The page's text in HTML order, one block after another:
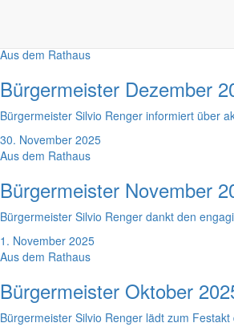
Bürgermeister Silvio Renger zieht eine
Aus dem Rathaus
Bürgermeister Dezember
Bürgermeister Silvio Renger informiert über
30. November 2025
Aus dem Rathaus
Bürgermeister November
Bürgermeister Silvio Renger dankt den
1. November 2025
Aus dem Rathaus
Bürgermeister Oktober
Bürgermeister Silvio Renger lädt zum